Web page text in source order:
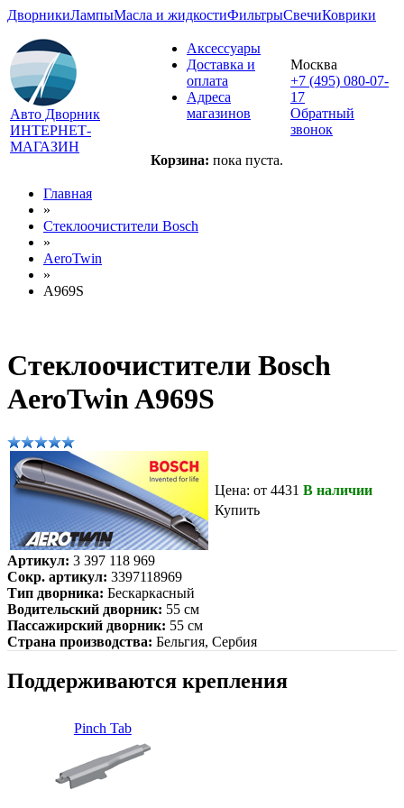
ДворникиЛампыМасла и жидкостиФильтрыСвечиКоврики
Авто Дворник
ИНТЕРНЕТ-
МАГАЗИН
Аксессуары
Доставка и
оплата
Адреса
магазинов
Корзина: пока пуста.
Москва
+7 (495) 080-07-
17
Обратный
звонок
Главная
»
Стеклоочистители Bosch
»
AeroTwin
»
A969S
Стеклоочистители Bosch
AeroTwin A969S
Цена: от 4431 В наличии
Купить
Артикул: 3 397 118 969
Сокр. артикул: 3397118969
Тип дворника: Бескаркасный
Водительский дворник: 55 см
Пассажирский дворник: 55 см
Страна производства: Бельгия, Сербия
Поддерживаются крепления
Pinch Tab